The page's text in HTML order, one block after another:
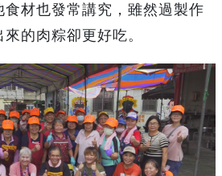
材也發常講究，雖然過製作
的肉粽卻更好吃。